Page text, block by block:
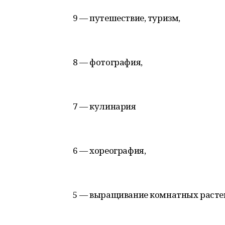
9 — путешествие, туризм,
8 — фотография,
7 — кулинария
6 — хореография,
5 — выращивание комнатных